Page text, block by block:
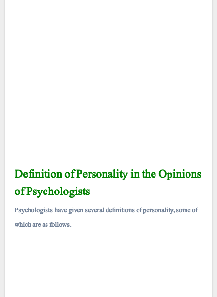
Definition of Personality in the Opinions
of Psychologists
Psychologists have given several definitions of personality, some of
which are as follows.